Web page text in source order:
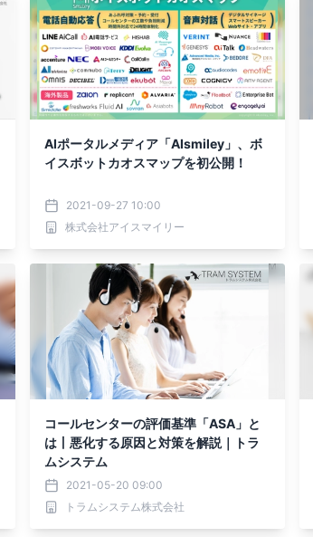
AIポータルメディア「AIsmiley」、ボ
イスボットカオスマップを初公開！
2021-09-27 10:00
株式会社アイスマイリー
コールセンターの評価基準「ASA」と
は丨悪化する原因と対策を解説｜トラ
ムシステム
2021-05-20 09:00
トラムシステム株式会社